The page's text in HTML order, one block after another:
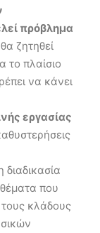
πρόβλημα
ζητηθεί
το πλαίσιο
να κάνει
εργασίας
που
τους κλάδους